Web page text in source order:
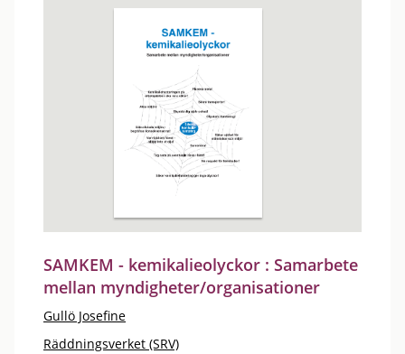
SAMKEM - kemikalieolyckor : Samarbete
mellan myndigheter/organisationer
Gullö Josefine
Räddningsverket (SRV)